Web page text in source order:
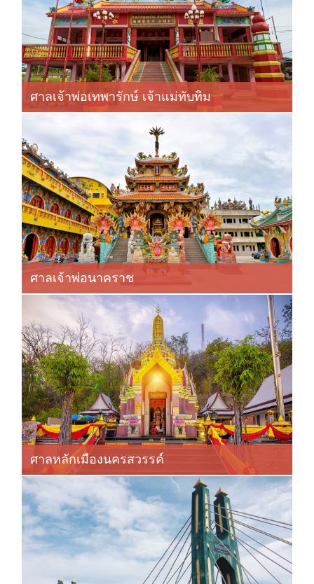
ศาลเจ้าพ่อเทพารักษ์ เจ้าแม่ทับทิม
ศาลเจ้าพ่อนาคราช
ศาลหลักเมืองนครสวรรค์